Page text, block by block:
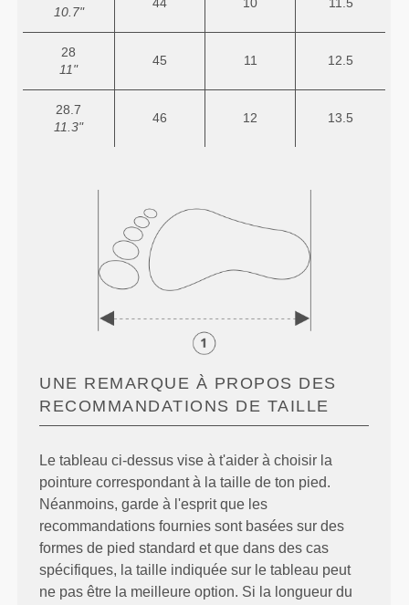
10.7"
28
11"
45 11 12.5
28.7
11.3"
46 12 13.5
UNE REMARQUE À PROPOS DES
RECOMMANDATIONS DE TAILLE
Le tableau ci-dessus vise à t'aider à choisir la
pointure correspondant à la taille de ton pied.
Néanmoins, garde à l'esprit que les
recommandations fournies sont basées sur des
formes de pied standard et que dans des cas
spécifiques, la taille indiquée sur le tableau peut
ne pas être la meilleure option. Si la longueur du